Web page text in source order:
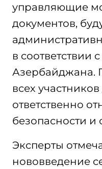
управляющие
документов,
в соответствии
Азербайджана.
всех
ответственно
безопасности
Эксперты
нововведение